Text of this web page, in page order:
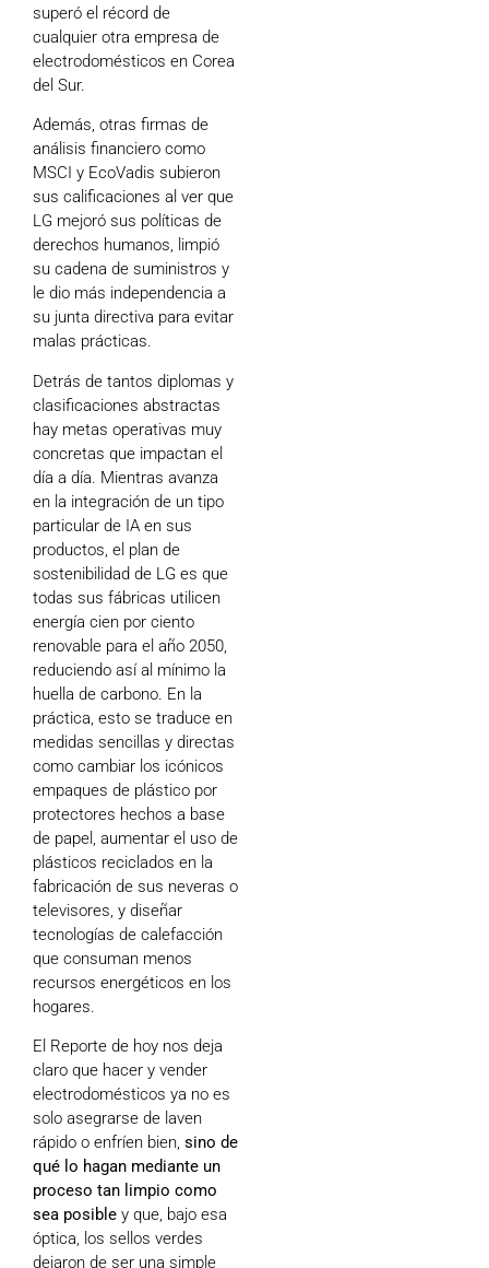
superó el récord de
cualquier otra empresa de
electrodomésticos en Corea
del Sur.
Además, otras firmas de
análisis financiero como
MSCI y EcoVadis subieron
sus calificaciones al ver que
LG mejoró sus políticas de
derechos humanos, limpió
su cadena de suministros y
le dio más independencia a
su junta directiva para evitar
malas prácticas.
Detrás de tantos diplomas y
clasificaciones abstractas
hay metas operativas muy
concretas que impactan el
día a día. Mientras avanza
en la integración de un tipo
particular de IA en sus
productos, el plan de
sostenibilidad de LG es que
todas sus fábricas utilicen
energía cien por ciento
renovable para el año 2050,
reduciendo así al mínimo la
huella de carbono. En la
práctica, esto se traduce en
medidas sencillas y directas
como cambiar los icónicos
empaques de plástico por
protectores hechos a base
de papel, aumentar el uso de
plásticos reciclados en la
fabricación de sus neveras o
televisores, y diseñar
tecnologías de calefacción
que consuman menos
recursos energéticos en los
hogares.
El Reporte de hoy nos deja
claro que hacer y vender
electrodomésticos ya no es
solo asegrarse de laven
rápido o enfríen bien, sino de
qué lo hagan mediante un
proceso tan limpio como
sea posible y que, bajo esa
óptica, los sellos verdes
dejaron de ser una simple